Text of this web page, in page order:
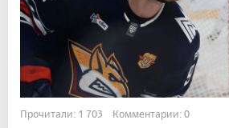
Прочитали: 1 703 Комментарии: 0